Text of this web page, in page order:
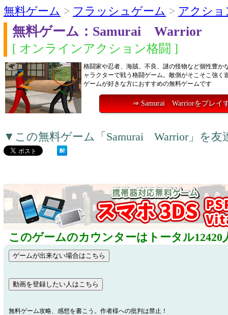
無料ゲーム > フラッシュゲーム > アクショ
無料ゲーム：Samurai Warrior
[ オンラインアクション格闘 ]
格闘家や忍者、海賊、不良、謎の怪物など個性豊か
ャラクターで戦う格闘ゲーム。敵側がそこそこ強く
ゲームが好きな方におすすめの無料ゲームです
⇒ Samurai Warriorをプレイ
▼この無料ゲーム「Samurai Warrior」を友
このゲームのカウンターはトータル12420
無料ゲーム攻略、感想を書こう。作者様への批判は禁止！